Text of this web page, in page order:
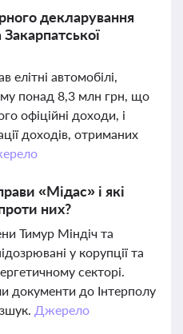
декларування
елітні автомобілі,
понад 8,3 млн грн, що
офіційні доходи, і
доходів, отриманих
«Мідас» і які
них?
Тимур Міндіч та
у корупції та
секторі.
документи до Інтерполу
Джерело